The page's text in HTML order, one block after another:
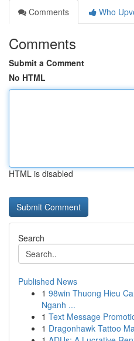
Comments
Who
Comments
Submit a Comment
No HTML
HTML is disabled
Search
Published News
1 98win Thuong Hieu
Nganh ...
1 Text Message
1 Dragonhawk Tattoo